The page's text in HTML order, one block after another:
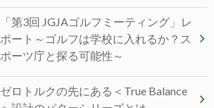
「第3回 JGJAゴルフミーティング」レ
ポート～ゴルフは学校に入れるか？ス
ポーツ庁と探る可能性～
ゼロトルクの先にある＜True Balance